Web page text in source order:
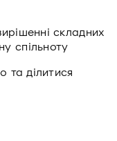
складних
спільноту
та ділитися